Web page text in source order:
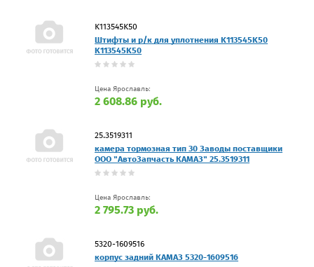
K113545K50
Штифты и р/к для уплотнения K113545K50
K113545K50
Цена Ярославль:
2 608.86 руб.
25.3519311
камера тормозная тип 30 Заводы поставщики
ООО "АвтоЗапчасть КАМАЗ" 25.3519311
Цена Ярославль:
2 795.73 руб.
5320-1609516
корпус задний КАМАЗ 5320-1609516